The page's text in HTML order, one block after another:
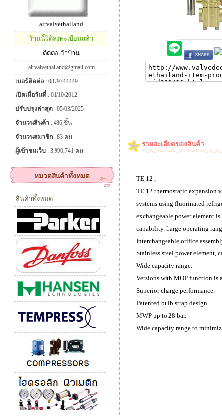
airvalvethailand
- ร้านนี้ได้ลงทะเบียนแล้ว -
ติดต่อเจ้าบ้าน
airvalvethailand@gmail.com
เบอร์ติดต่อ : 0879744449
เปิดเมื่อวันที่ : 01/10/2012
ปรับปรุงล่าสุด : 05/03/2025
จำนวนสินค้า : 486 ชิ้น
จำนวนสมาชิก : 83 คน
ผู้เข้าชมเว็บ : 3,990,741 คน
หมวดสินค้าทั้งหมด
สินค้าทั้งหมด
รายละเอียดของสินค้า
TE 12 ,
TE 12 thermostatic expansion
systems using fluorinated
exchangeable power element
capability. Large operating
Interchangeable orifice
Stainless steel power element,
Wide capacity range.
Versions with MOP function is
Superior charge performance.
Patented bulb strap design.
MWP up to 28 bar.
Wide capacity range to